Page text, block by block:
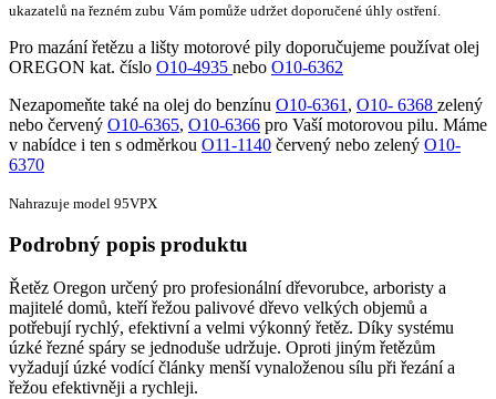
ukazatelů na řezném zubu Vám pomůže udržet doporučené úhly ostření.
Pro mazání řetězu a lišty motorové pily doporučujeme používat olej
OREGON kat. číslo O10-4935 nebo O10-6362
Nezapomeňte také na olej do benzínu O10-6361 , O10- 6368 zelený
nebo červený O10-6365, O10-6366 pro Vaší motorovou pilu. Máme
v nabídce i ten s odměrkou O11-1140 červený nebo zelený O10-
6370
Nahrazuje model 95VPX
Podrobný popis produktu
Řetěz Oregon určený pro profesionální dřevorubce, arboristy a
majitelé domů, kteří řežou palivové dřevo velkých objemů a
potřebují rychlý, efektivní a velmi výkonný řetěz. Díky systému
úzké řezné spáry se jednoduše udržuje. Oproti jiným řetězům
vyžadují úzké vodící články menší vynaloženou sílu při řezání a
řežou efektivněji a rychleji.